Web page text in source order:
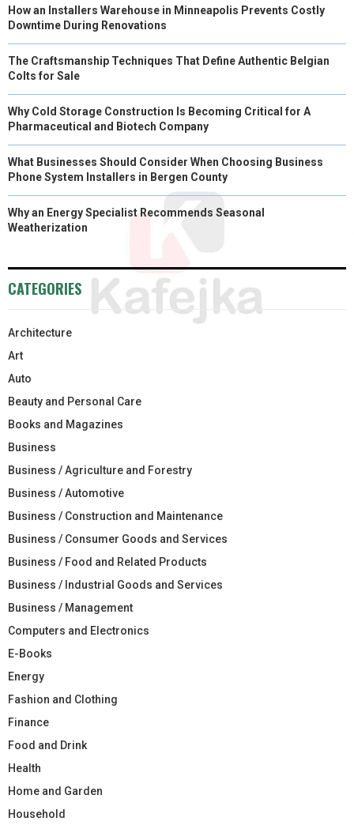
How an Installers Warehouse in Minneapolis Prevents Costly
Downtime During Renovations
The Craftsmanship Techniques That Define Authentic Belgian
Colts for Sale
Why Cold Storage Construction Is Becoming Critical for A
Pharmaceutical and Biotech Company
What Businesses Should Consider When Choosing Business
Phone System Installers in Bergen County
Why an Energy Specialist Recommends Seasonal
Weatherization
CATEGORIES
Architecture
Art
Auto
Beauty and Personal Care
Books and Magazines
Business
Business / Agriculture and Forestry
Business / Automotive
Business / Construction and Maintenance
Business / Consumer Goods and Services
Business / Food and Related Products
Business / Industrial Goods and Services
Business / Management
Computers and Electronics
E-Books
Energy
Fashion and Clothing
Finance
Food and Drink
Health
Home and Garden
Household